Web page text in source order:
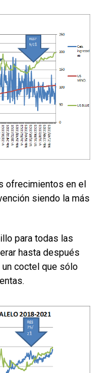
ofrecimientos en el
siendo la más
para todas las
hasta después
coctel que sólo